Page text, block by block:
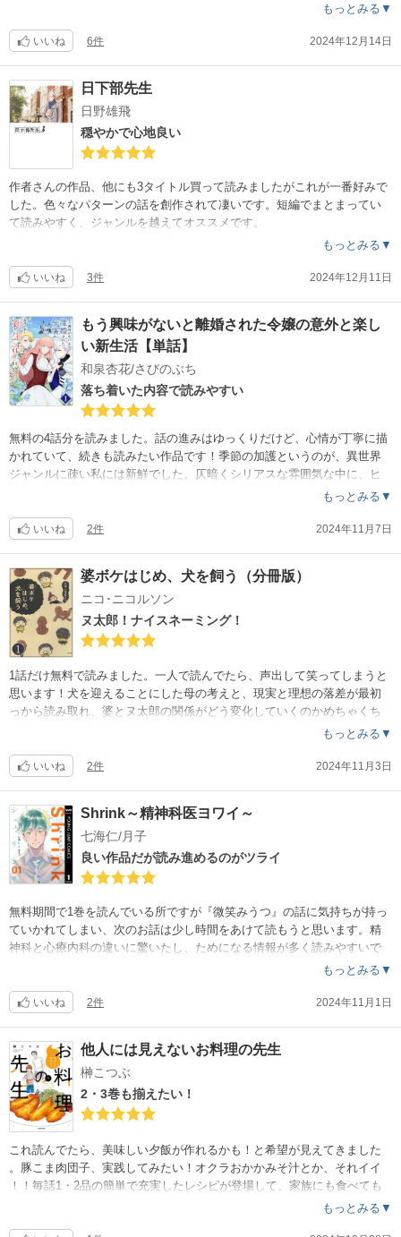
とまっているのも凄い！スウヤがイリヤに言葉をかけられる終盤のシー
か…と行動する姿が美しいです。
もっとみる▼
いいね 6件 2024年12月14日
日下部先生
日野雄飛
穏やかで心地良い
作者さんの作品、他にも3タイトル買って読みましたがこれが一番好みで
した。色々なパターンの話を創作されて凄いです。短編でまとまってい
て読みやすく、ジャンルを越えてオススメです。
もっとみる▼
いいね 3件 2024年12月11日
もう興味がないと離婚された令嬢の意外と楽し
い新生活【単話】
和泉杏花/さびのぶち
落ち着いた内容で読みやすい
無料の4話分を読みました。話の進みはゆっくりだけど、心情が丁寧に描
かれていて、続きも読みたい作品です！季節の加護というのが、異世界
ジャンルに疎い私には新鮮でした。仄暗くシリアスな雰囲気な中に、ヒ
もっとみる▼
いいね 2件 2024年11月7日
婆ボケはじめ、犬を飼う（分冊版）
ニコ･ニコルソン
ヌ太郎！ナイスネーミング！
1話だけ無料で読みました。一人で読んでたら、声出して笑ってしまうと
思います！犬を迎えることにした母の考えと、現実と理想の落差が最初
っから読み取れ、婆とヌ太郎の関係がどう変化していくのかめちゃくち
もっとみる▼
いいね 2件 2024年11月3日
Shrink～精神科医ヨワイ～
七海仁/月子
良い作品だが読み進めるのがツライ
無料期間で1巻を読んでいる所ですが『微笑みうつ』の話に気持ちが持っ
ていかれてしまい、次のお話は少し時間をあけて読もうと思います。精
神科と心療内科の違いに驚いたし、ためになる情報が多く読みやすいで
す。沈んでいる時には漫画を読むパワーも無いけど、病院の待合室に置
れが自死を防いだり、病院受診のきっかけになるかもしれないので。
もっとみる▼
いいね 2件 2024年11月1日
他人には見えないお料理の先生
榊こつぶ
2・3巻も揃えたい！
これ読んでたら、美味しい夕飯が作れるかも！と希望が見えてきました
。豚こま肉団子、実践してみたい！オクラおかかみそ汁とか、それイイ
！！毎話1・2品の簡単で充実したレシピが登場して、家族にも食べても
もっとみる▼